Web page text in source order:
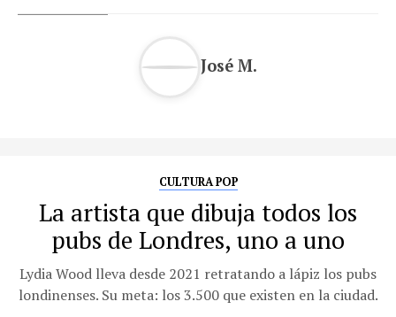
José M.
CULTURA POP
La artista que dibuja todos los
pubs de Londres, uno a uno
Lydia Wood lleva desde 2021 retratando a lápiz los pubs
londinenses. Su meta: los 3.500 que existen en la ciudad.